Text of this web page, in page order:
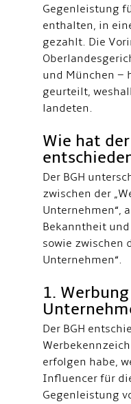
Gegenleistung
enthalten, in
gezahlt. Die
und München –
geurteilt,
landeten.
Wie hat
Der BGH
zwischen der
Unternehmen“,
Bekanntheit
sowie zwischen
Unternehmen“.
1.
Der BGH
erfolgen habe,
Influencer für
Gegenleistung